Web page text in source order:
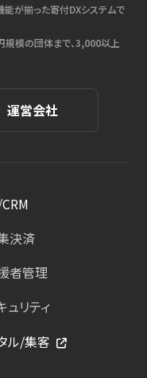
能が揃った寄付DXシステムで
模の団体まで、3,000以上
運営会社
決済
者管理
ュリティ
ル/集客